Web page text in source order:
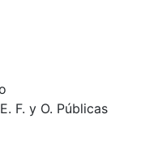
F. y O. Públicas